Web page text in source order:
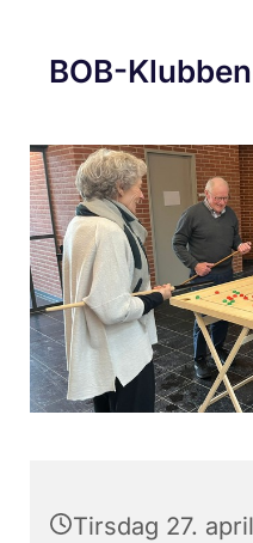
BOB-Klubben
Tirsdag 27.